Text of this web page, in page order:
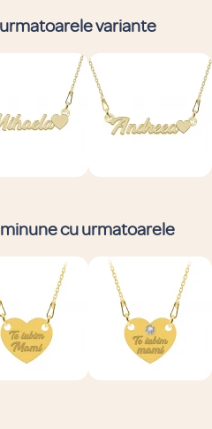
variante
cu urmatoarele